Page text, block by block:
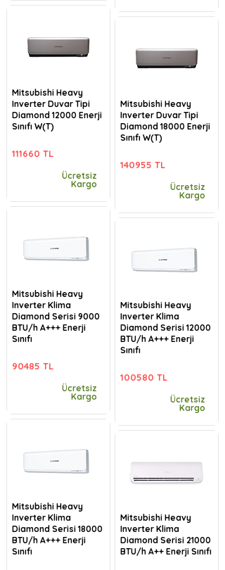
Mitsubishi Heavy
Inverter Duvar Tipi
Diamond 12000 Enerji
Sınıfı W(T)
111660 TL
Ücretsiz
Kargo
Mitsubishi Heavy
Inverter Klima
Diamond Serisi 9000
BTU/h A+++ Enerji
Sınıfı
90485 TL
Ücretsiz
Kargo
Mitsubishi Heavy
Inverter Klima
Diamond Serisi 18000
BTU/h A+++ Enerji
Sınıfı
Mitsubishi Heavy
Inverter Duvar Tipi
Diamond 18000 Enerji
Sınıfı W(T)
140955 TL
Ücretsiz
Kargo
Mitsubishi Heavy
Inverter Klima
Diamond Serisi 12000
BTU/h A+++ Enerji
Sınıfı
100580 TL
Ücretsiz
Kargo
Mitsubishi Heavy
Inverter Klima
Diamond Serisi 21000
BTU/h A++ Enerji Sınıfı